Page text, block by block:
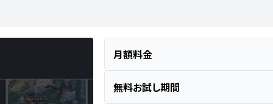
月額料金
無料お試し期間